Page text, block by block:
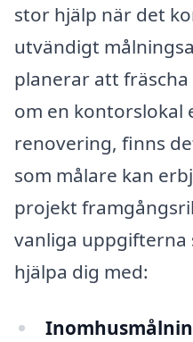
stor hjälp när det
utvändigt
planerar att
om en kontorslokal
renovering, finns
som målare kan
projekt
vanliga uppgifterna
hjälpa dig med: